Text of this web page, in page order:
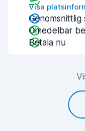
Visa
Omedelbar
Betala nu